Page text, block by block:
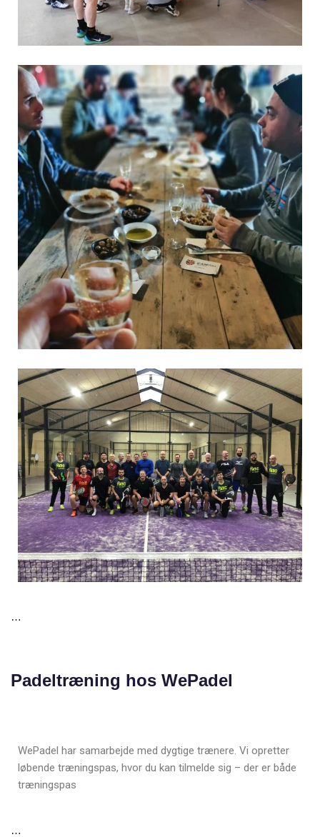
…
Padeltræning hos WePadel
WePadel har samarbejde med dygtige trænere. Vi opretter
løbende træningspas, hvor du kan tilmelde sig – der er både
træningspas
…